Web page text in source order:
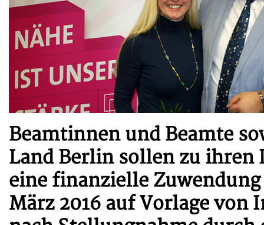
Beamtinnen und Beamte
Land Berlin sollen zu
eine finanzielle
März 2016 auf Vorlage von